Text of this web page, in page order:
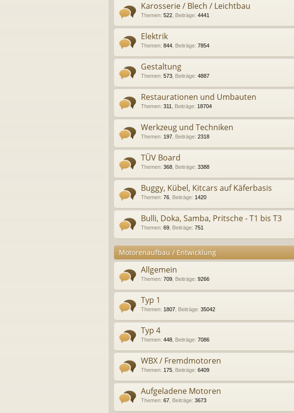
Karosserie / Blech / Leichtbau
Themen: 522 Beiträge: 4441
Elektrik
Themen: 844 Beiträge: 7854
Gestaltung
Themen: 573 Beiträge: 4887
Restaurationen und Umbauten
Themen: 311 Beiträge: 18704
Werkzeug und Techniken
Themen: 197 Beiträge: 2318
TÜV Board
Themen: 368 Beiträge: 3388
Buggy, Kübel, Kitcars auf Käferbasis
Themen: 76 Beiträge: 1420
Bulli, Doka, Samba, Pritsche - T1 bis T3
Themen: 69 Beiträge: 751
Motorenaufbau / Entwicklung
Allgemein
Themen: 709 Beiträge: 9266
Typ 1
Themen: 1807 Beiträge: 35042
Typ 4
Themen: 448 Beiträge: 7086
WBX / Fremdmotoren
Themen: 175 Beiträge: 6409
Aufgeladene Motoren
Themen: 67 Beiträge: 3673